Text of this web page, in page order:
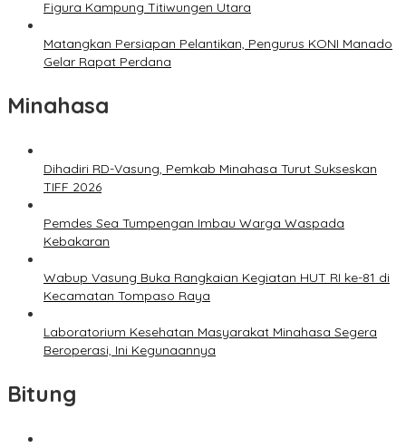
Figura Kampung Titiwungen Utara
Matangkan Persiapan Pelantikan, Pengurus KONI Manado
Gelar Rapat Perdana
Minahasa
Dihadiri RD-Vasung, Pemkab Minahasa Turut Sukseskan
TIFF 2026
Pemdes Sea Tumpengan Imbau Warga Waspada
Kebakaran
Wabup Vasung Buka Rangkaian Kegiatan HUT RI ke-81 di
Kecamatan Tompaso Raya
Laboratorium Kesehatan Masyarakat Minahasa Segera
Beroperasi, Ini Kegunaannya
Bitung